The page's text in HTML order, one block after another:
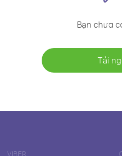
Bạn chưa
Tải
VIBER